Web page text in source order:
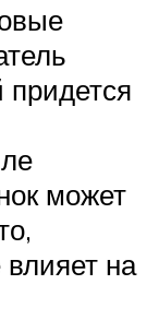
придется
может
на